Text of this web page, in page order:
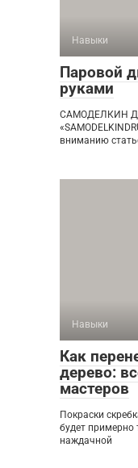
Навыки
Паровой
руками
САМОДЕЛКИН
вниманию
Навыки
Как
дерево:
мастеров
Покраски
будет примерно
наждачной